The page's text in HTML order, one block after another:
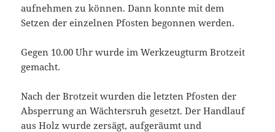
aufnehmen zu können. Dann konnte mit dem
Setzen der einzelnen Pfosten begonnen werden.
Gegen 10.00 Uhr wurde im Werkzeugturm Brotzeit
gemacht.
Nach der Brotzeit wurden die letzten Pfosten der
Absperrung an Wächtersruh gesetzt. Der Handlauf
aus Holz wurde zersägt, aufgeräumt und